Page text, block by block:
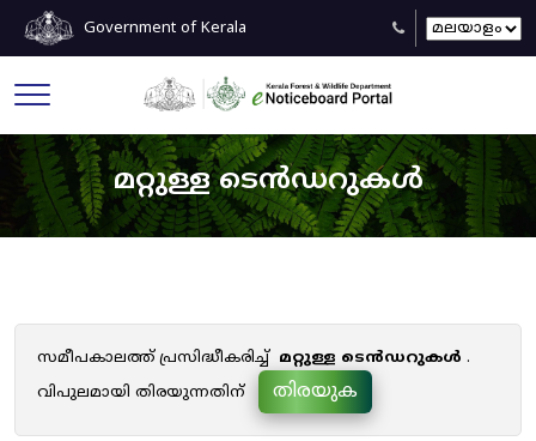
Government of Kerala
മറ്റുള്ള ടെൻഡറുകൾ
സമീപകാലത്ത് പ്രസിദ്ധീകരിച്ച് മറ്റുള്ള ടെൻഡറുകൾ .
വിപുലമായി തിരയുന്നതിന്
തിരയുക